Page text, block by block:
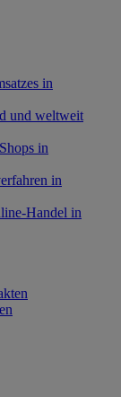
in
und weltweit
in
in
Handel in